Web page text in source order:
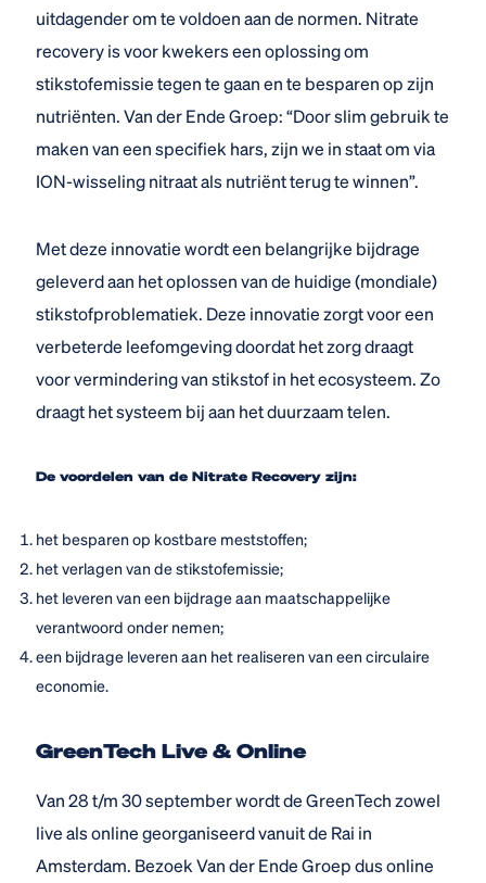
uitdagender om te voldoen aan de normen. Nitrate
recovery is voor kwekers een oplossing om
stikstofemissie tegen te gaan en te besparen op zijn
nutriënten. Van der Ende Groep: “Door slim gebruik te
maken van een specifiek hars, zijn we in staat om via
ION-wisseling nitraat als nutriënt terug te winnen”.
Met deze innovatie wordt een belangrijke bijdrage
geleverd aan het oplossen van de huidige (mondiale)
stikstofproblematiek. Deze innovatie zorgt voor een
verbeterde leefomgeving doordat het zorg draagt
voor vermindering van stikstof in het ecosysteem. Zo
draagt het systeem bij aan het duurzaam telen.
De voordelen van de Nitrate Recovery zijn:
het besparen op kostbare meststoffen;
het verlagen van de stikstofemissie;
het leveren van een bijdrage aan maatschappelijke
verantwoord onder nemen;
een bijdrage leveren aan het realiseren van een circulaire
economie.
GreenTech Live & Online
Van 28 t/m 30 september wordt de GreenTech zowel
live als online georganiseerd vanuit de Rai in
Amsterdam. Bezoek Van der Ende Groep dus online